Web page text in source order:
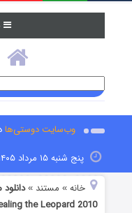
وب‌سایت دوستی‌ها
پنج شنبه ۱۵ مرداد ۱۴۰۵
خانه » مستند »
the Leopard 2010